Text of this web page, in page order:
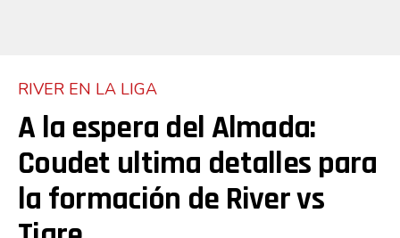
RIVER EN LA LIGA
A la espera del Almada:
Coudet ultima detalles para
la formación de River vs